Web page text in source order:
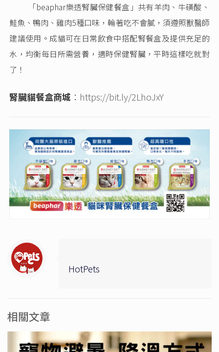
「beaphar樂透腎臟保健餐盒」共有羊肉、牛磺酸、
鮭魚、鴨肉、雞肉5種口味，輪著吃不會膩，須遵照獸醫師
建議使用。成貓可在日常飲食中搭配腎餐盒及提供充足的
水，均衡每日所需營養，適時保健腎臟，平時這樣吃就對
了！
腎臟貓餐盒商城 ： https://bit.ly/2LhoJxY
HotPets
相關文章